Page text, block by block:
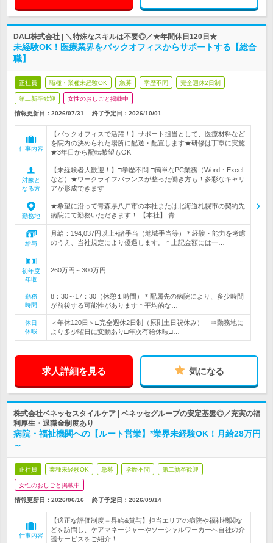
DALI株式会社 | ＼特殊なスキルは不要◎／★年間休日120日★
未経験OK！医療業界をバックオフィスからサポートする【総合
職】
正社員 職種・業種未経験OK 急募 学歴不問 完全週休2日制
第二新卒歓迎 女性のおしごと掲載中
情報更新日：2026/07/31 終了予定日： 2026/10/01
仕事内容
【バックオフィスで活躍！】サポート担当として、医療材料など
を院内の決められた場所に配送・配置します★研修は丁寧に実施
★3年目から配転希望もOK
対象と
なる方
【未経験者大歓迎！】□学歴不問 □簡単なPC業務（Word・Excel
など）★ワークライフバランスが整った働き方も！多彩なキャリ
アが形成できます
勤務地
★希望に沿って青森県八戸市の本社または北海道札幌市の契約先
病院にて勤務いただきます！ 【本社】 青…
給与
月給：194,037円以上+諸手当（地域手当等）＊経験・能力を考慮
のうえ、当社規定により優遇します。＊上記金額には一…
初年度
年収
260万円～300万円
勤務
時間
8：30～17：30（休憩１時間）＊配属先の病院により、多少時間
が前後する可能性があります＊平均的な…
休日
休暇
＜年休120日＞□完全週休2日制（原則土日祝休み） ⇒勤務地に
より多少曜日に変動あり□年次有給休暇□…
求人詳細を見る 気になる
株式会社ベネッセスタイルケア | ベネッセグループの安定基盤◎／充実の福
利厚生・退職金制度あり
病院・福祉機関への【ルート営業】*業界未経験OK！月給28万円
～
正社員 業種未経験OK 急募 学歴不問 第二新卒歓迎
女性のおしごと掲載中
情報更新日：2026/06/16 終了予定日： 2026/09/14
仕事内容
【適正な評価制度＝昇給&賞与】担当エリアの病院や福祉機関な
どを訪問し、ケアマネージャーやソーシャルワーカーへ自社の介
護サービスをご紹介！